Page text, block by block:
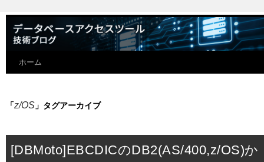
ホーム
「z/OS 」タグアーカイブ
[DBMoto]EBCDICのDB2(AS/400,z/OS)か